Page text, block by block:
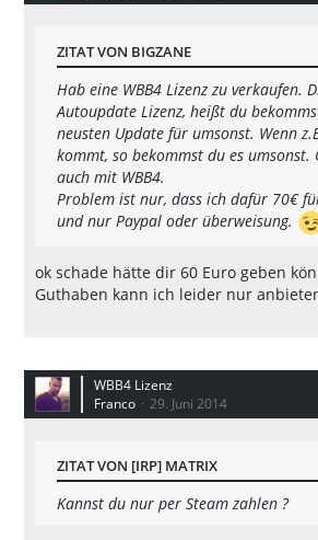
ZITAT VON BIGZANE
Hab eine WBB4 Lizenz zu verkaufen.
Autoupdate Lizenz, heißt du
neusten Update für umsonst. Wenn
kommt, so bekommst du es umsonst.
auch mit WBB4.
Problem ist nur, dass ich dafür 70€
und nur Paypal oder überweisung.
ok schade hätte dir 60 Euro geben
Guthaben kann ich leider nur
WBB4 Lizenz
Franco
29. Juni 2014
ZITAT VON [IRP] MATRIX
Kannst du nur per Steam zahlen ?